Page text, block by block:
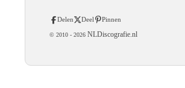
Delen Deel Pinnen
© 2010 - 2026 NLDiscografie.nl